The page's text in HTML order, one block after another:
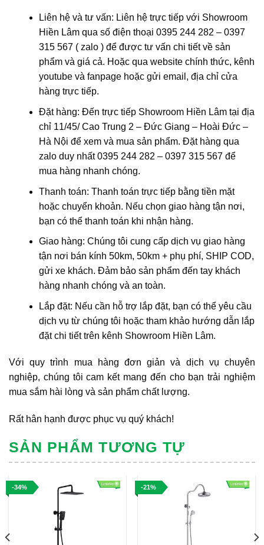
Liên hệ và tư vấn: Liên hệ trực tiếp với Showroom
Hiền Lâm qua số điện thoại 0395 244 282 – 0397
315 567 ( zalo ) để được tư vấn chi tiết về sản
phẩm và giá cả. Hoặc qua website chính thức, kênh
youtube và fanpage hoặc gửi email, địa chỉ cửa
hàng trực tiếp.
Đặt hàng: Đến trực tiếp Showroom Hiền Lâm tại địa
chỉ 11/45/ Cao Trung 2 – Đức Giang – Hoài Đức –
Hà Nội để xem và mua sản phẩm. Đặt hàng qua
zalo duy nhất 0395 244 282 – 0397 315 567 để
mua hàng nhanh chóng.
Thanh toán: Thanh toán trực tiếp bằng tiền mặt
hoặc chuyển khoản. Nếu chọn giao hàng tận nơi,
bạn có thể thanh toán khi nhận hàng.
Giao hàng: Chúng tôi cung cấp dịch vụ giao hàng
tận nơi bán kính 50km, 50km + phụ phí, SHIP COD,
gửi xe khách. Đảm bảo sản phẩm đến tay khách
hàng nhanh chóng và an toàn.
Lắp đặt: Nếu cần hỗ trợ lắp đặt, bạn có thể yêu cầu
dịch vụ từ chúng tôi hoặc tham khảo hướng dẫn lắp
đặt chi tiết trên kênh Showroom Hiền Lâm.
Với quy trình mua hàng đơn giản và dịch vụ chuyên
nghiệp, chúng tôi cam kết mang đến cho bạn trải nghiệm
mua sắm hài lòng và sản phẩm chất lượng.
Rất hân hạnh được phục vụ quý khách!
SẢN PHẨM TƯƠNG TỰ
-34% -21%